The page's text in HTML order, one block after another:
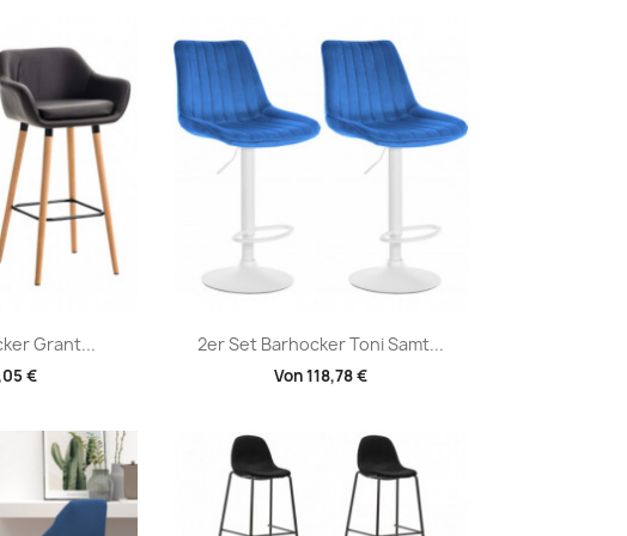
Grant...
€
2er Set Barhocker Toni Samt...
Von118,78 €
Vorschau